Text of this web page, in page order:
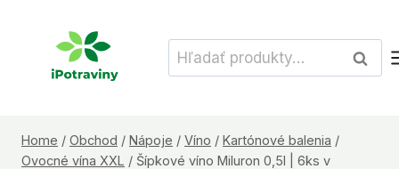
Hľadať:
Home / Obchod / Nápoje / Víno / Kartónové balenia /
Ovocné vína XXL / Šípkové víno Miluron 0,5l | 6ks v